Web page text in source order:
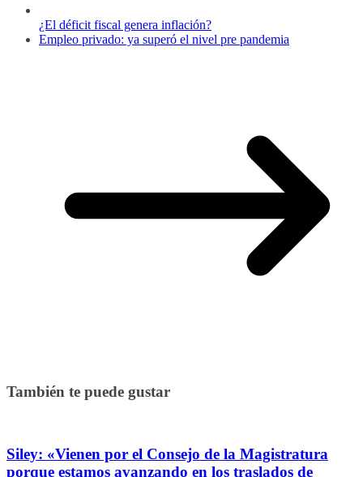
¿El déficit fiscal genera inflación?
Empleo privado: ya superó el nivel pre pandemia
También te puede gustar
Siley: «Vienen por el Consejo de la Magistratura
porque estamos avanzando en los traslados de